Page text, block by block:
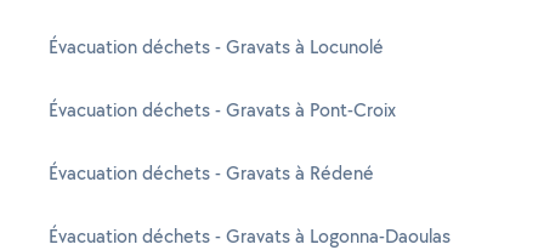
Évacuation déchets - Gravats à Locunolé
Évacuation déchets - Gravats à Pont-Croix
Évacuation déchets - Gravats à Rédené
Évacuation déchets - Gravats à Logonna-Daoulas